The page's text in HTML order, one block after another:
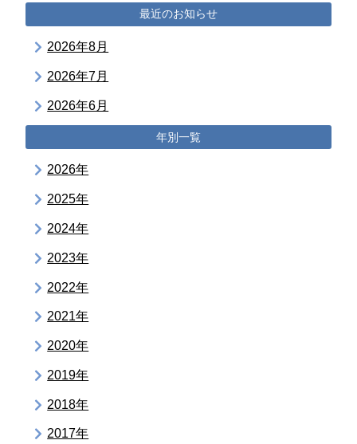
最近のお知らせ
2026年8月
2026年7月
2026年6月
年別一覧
2026年
2025年
2024年
2023年
2022年
2021年
2020年
2019年
2018年
2017年